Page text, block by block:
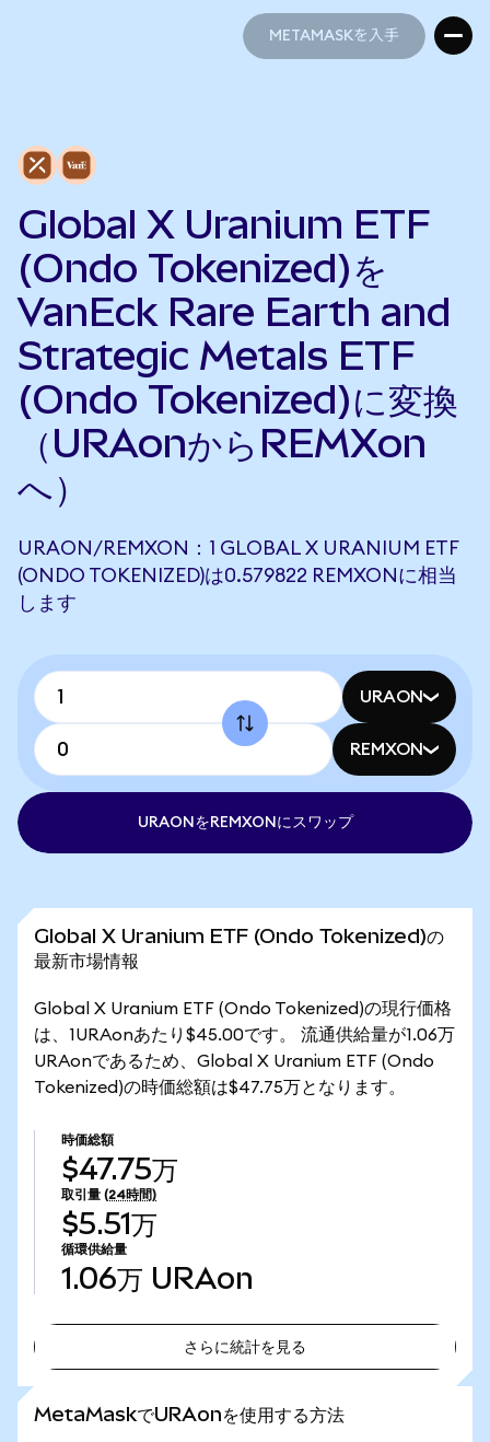
METAMASKを入手
Global X Uranium ETF
(Ondo Tokenized)を
VanEck Rare Earth and
Strategic Metals ETF
(Ondo Tokenized)に変換
（URAonからREMXon
へ）
URAON/REMXON：1 GLOBAL X URANIUM ETF
(ONDO TOKENIZED)は0.579822 REMXONに相当
します
URAON
REMXON
URAONをREMXONにスワップ
Global X Uranium ETF (Ondo Tokenized)の
最新市場情報
Global X Uranium ETF (Ondo Tokenized)の現行価格
は、1URAonあたり$45.00です。 流通供給量が1.06万
URAonであるため、Global X Uranium ETF (Ondo
Tokenized)の時価総額は$47.75万となります。
時価総額
$47.75万
取引量 (24時間)
$5.51万
循環供給量
1.06万 URAon
さらに統計を見る
MetaMaskでURAonを使用する方法